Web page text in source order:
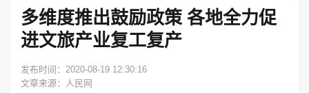
多维度推出鼓励政策 各地全力促
进文旅产业复工复产
发布时间：2020-08-19 12:30:16
文章来源：人民网